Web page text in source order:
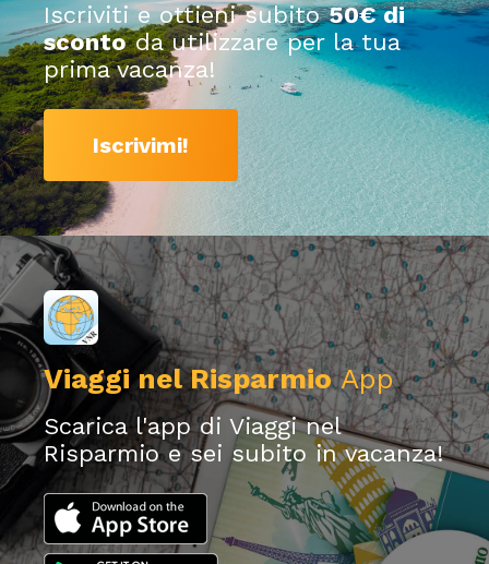
Iscriviti e ottieni subito50€ di
scontoda utilizzare per la tua
prima vacanza!
Iscrivimi!
Viaggi nel RisparmioApp
Scarica l'app di Viaggi nel
Risparmio e sei subito in vacanza!